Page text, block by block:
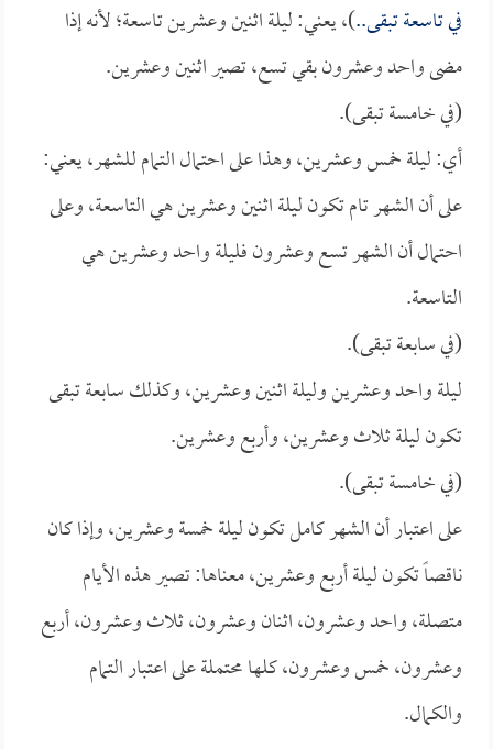
في تاسعة تبقى..)، يعني: ليلة اثنين وعشرين تاسعة؛ لأنه إذا
مضى واحد وعشرون بقي تسع، تصير اثنين وعشرين.
(في خامسة تبقى).
أي: ليلة خمس وعشرين، وهذا على احتمال التمام للشهر، يعني:
على أن الشهر تام تكون ليلة اثنين وعشرين هي التاسعة، وعلى
احتمال أن الشهر تسع وعشرون فليلة واحد وعشرين هي
التاسعة.
(في سابعة تبقى).
ليلة واحد وعشرين وليلة اثنين وعشرين، وكذلك سابعة تبقى
تكون ليلة ثلاث وعشرين، وأربع وعشرين.
(في خامسة تبقى).
على اعتبار أن الشهر كامل تكون ليلة خمسة وعشرين، وإذا كان
ناقصاً تكون ليلة أربع وعشرين، معناها: تصير هذه الأيام
متصلة، واحد وعشرون، اثنان وعشرون، ثلاث وعشرون، أربع
وعشرون، خمس وعشرون، كلها محتملة على اعتبار التمام
والكمال.